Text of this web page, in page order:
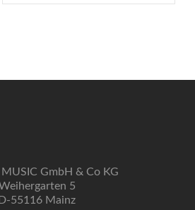
GmbH & Co KG
5
D-55116 Mainz